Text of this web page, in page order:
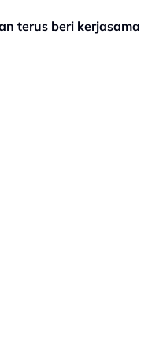
terus beri kerjasama